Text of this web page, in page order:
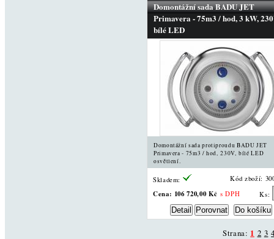
Domontážní sada BADU JET
Primavera - 75m3 / hod, 3 kW,
bílé LED
Domontážní sada protiproudu BADU JET
Primavera - 75m3 / hod, 230V, bílé LED
osvětlení.
Skladem: Kód zboží:
Cena: 106 720,00 Kč s DPH Ks:
Strana: 1 2 3